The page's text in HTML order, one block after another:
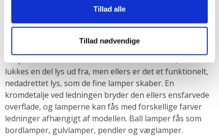
Tillad alle
Tillad nødvendige
som navnet så fint indikerer. Det simplistiske design gør
det muligt at eksperimentere med forskellige materialer
og farver og resultatet er en lang række af flotte lamper,
som hænger perfekt i enhver type indretning. Ball
lamperne har diskrete huller øverst i skærmen, hvor der
lukkes en del lys ud fra, men ellers er det et funktionelt,
nedadrettet lys, som de fine lamper skaber. En
kromdetalje ved ledningen bryder den ellers ensfarvede
overflade, og lamperne kan fås med forskellige farver
ledninger afhængigt af modellen. Ball lamper fås som
bordlamper, gulvlamper, pendler og væglamper.